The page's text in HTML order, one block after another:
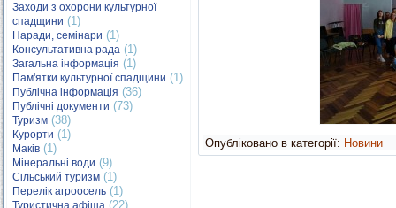
Заходи з охорони культурної
спадщини (1)
Наради, семінари (1)
Консультативна рада (1)
Загальна інформація (1)
Пам'ятки культурної спадщини (1)
Публічна інформація (36)
Публічні документи (73)
Туризм (38)
Курорти (1)
Маків (1)
Мінеральні води (9)
Сільський туризм (1)
Перелік агроосель (1)
Туристична афіша (22)
Опубліковано в категорії: Новини